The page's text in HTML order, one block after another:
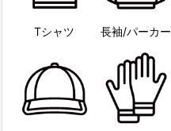
Tシャツ 長袖/パーカー